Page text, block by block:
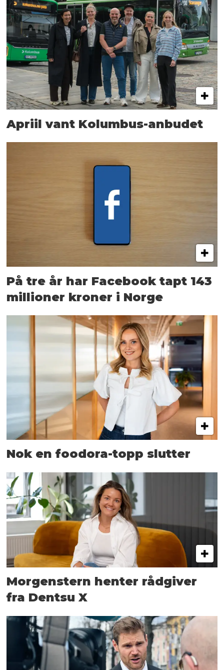
Apriil vant Kolumbus-anbudet
På tre år har Facebook tapt 143
millioner kroner i Norge
Nok en foodora-topp slutter
Morgenstern henter rådgiver
fra Dentsu X